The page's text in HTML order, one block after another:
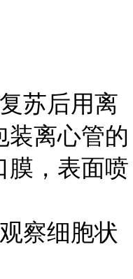
苏后用离
装离心管的
膜，表面喷
察细胞状